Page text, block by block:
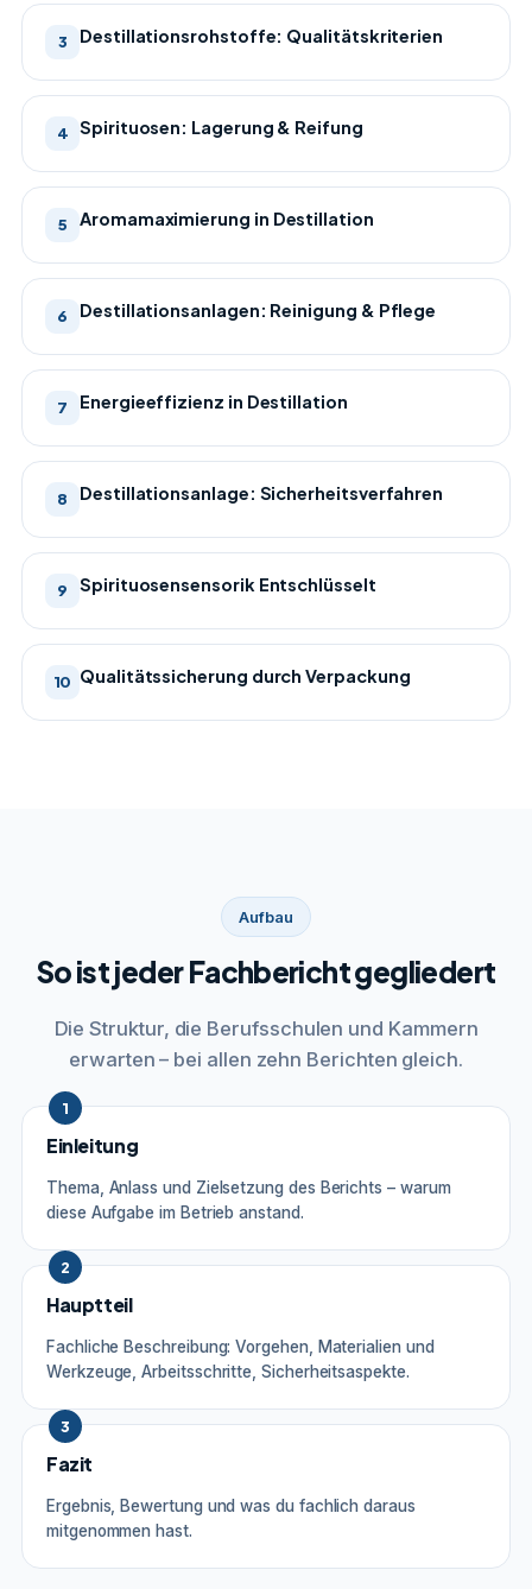
3 Destillationsrohstoffe: Qualitätskriterien
4 Spirituosen: Lagerung & Reifung
5 Aromamaximierung in Destillation
6 Destillationsanlagen: Reinigung & Pflege
7 Energieeffizienz in Destillation
8 Destillationsanlage: Sicherheitsverfahren
9 Spirituosensensorik Entschlüsselt
10 Qualitätssicherung durch Verpackung
Aufbau
So ist jeder Fachbericht gegliedert
Die Struktur, die Berufsschulen und Kammern
erwarten – bei allen zehn Berichten gleich.
1
Einleitung
Thema, Anlass und Zielsetzung des Berichts – warum
diese Aufgabe im Betrieb anstand.
2
Hauptteil
Fachliche Beschreibung: Vorgehen, Materialien und
Werkzeuge, Arbeitsschritte, Sicherheitsaspekte.
3
Fazit
Ergebnis, Bewertung und was du fachlich daraus
mitgenommen hast.